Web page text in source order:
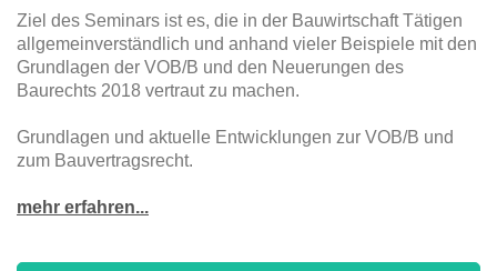
Ziel des Seminars ist es, die in der Bauwirtschaft Tätigen
allgemeinverständlich und anhand vieler Beispiele mit den
Grundlagen der VOB/B und den Neuerungen des
Baurechts 2018 vertraut zu machen.
Grundlagen und aktuelle Entwicklungen zur VOB/B und
zum Bauvertragsrecht.
mehr erfahren...